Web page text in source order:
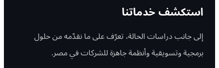
استكشف خدماتنا
إلى جانب دراسات الحالة، تعرّف على ما نقدّمه من حلول
برمجية وتسويقية وأنظمة جاهزة للشركات في مصر.